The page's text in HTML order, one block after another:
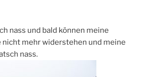
nass und bald können meine
nicht mehr widerstehen und meine
nass.